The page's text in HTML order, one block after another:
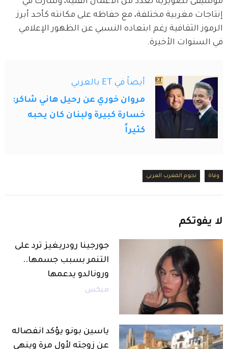
إنتاجات مغربية مختلفة، مع حفاظه على مكانته كأحد أبرز
الرموز الثقافية رغم ابتعاده النسبي عن الظهور الإعلامي
في السنوات الأخيرة.
أيضاً في ET بالعربي
مروان خوري عن رحيل هاني شاكر:
خسارة كبيرة ولبنان كان يحبه
كثيراً
وفاة نجوم المغرب العربي
لا يفوتكم
جورجينا رودريغيز ترد على
التنمر بسبب جسمها..
ورونالدو يدعمها
ميكس
ياسين بونو يؤكد انفصاله
عن زوجته لأول مرة وينهي